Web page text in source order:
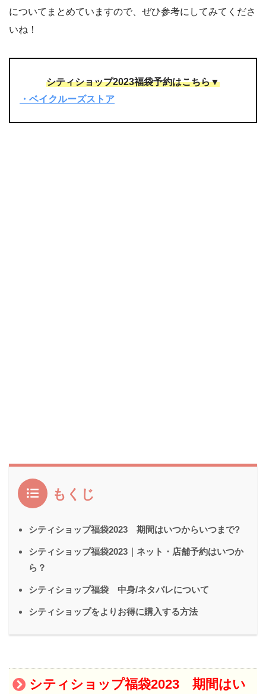
についてまとめていますので、ぜひ参考にしてみてくださ
いね！
シティショップ2023福袋予約はこちら▼
・ベイクルーズストア
もくじ
シティショップ福袋2023 期間はいつからいつまで?
シティショップ福袋2023｜ネット・店舗予約はいつか
ら？
シティショップ福袋 中身/ネタバレについて
シティショップをよりお得に購入する方法
シティショップ福袋2023 期間はい